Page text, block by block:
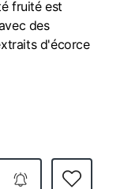
fruité est
des
d'écorce